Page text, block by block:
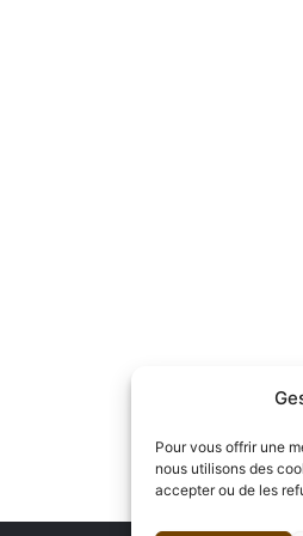
Pour vous offrir une
nous utilisons des
accepter ou de les